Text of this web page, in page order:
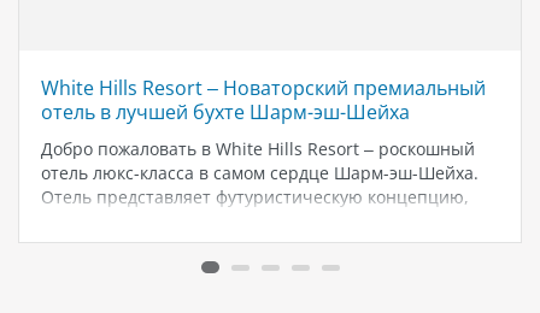
White Hills Resort – Новаторский премиальный
отель в лучшей бухте Шарм-эш-Шейха
Добро пожаловать в White Hills Resort – роскошный
отель люкс-класса в самом сердце Шарм-эш-Шейха.
Отель представляет футуристическую концепцию,
предлагает концепцию питания Премиум Все
Включено, качество которой приятно удивит даже